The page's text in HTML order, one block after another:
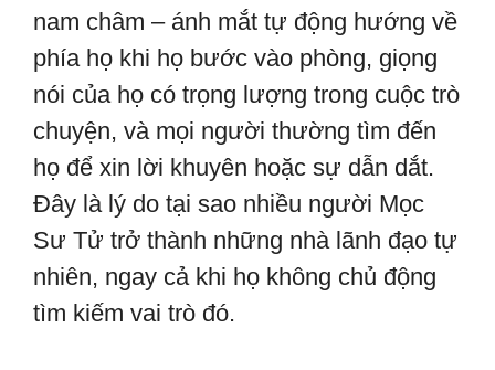
nam châm – ánh mắt tự động hướng về
phía họ khi họ bước vào phòng, giọng
nói của họ có trọng lượng trong cuộc trò
chuyện, và mọi người thường tìm đến
họ để xin lời khuyên hoặc sự dẫn dắt.
Đây là lý do tại sao nhiều người Mọc
Sư Tử trở thành những nhà lãnh đạo tự
nhiên, ngay cả khi họ không chủ động
tìm kiếm vai trò đó.